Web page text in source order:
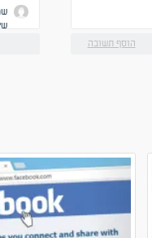
הוסף תשובה